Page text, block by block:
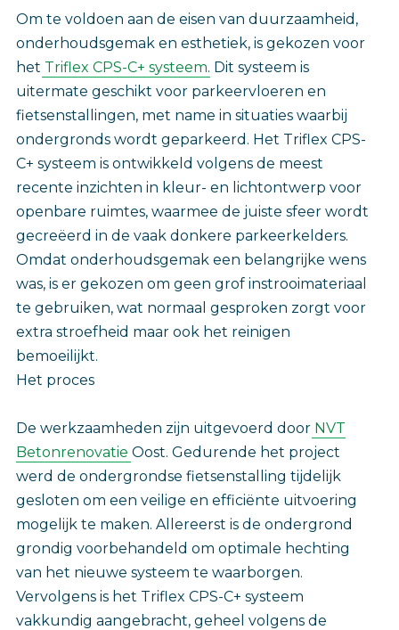
Om te voldoen aan de eisen van duurzaamheid,
onderhoudsgemak en esthetiek, is gekozen voor
het Triflex CPS-C+ systeem. Dit systeem is
uitermate geschikt voor parkeervloeren en
fietsenstallingen, met name in situaties waarbij
ondergronds wordt geparkeerd. Het Triflex CPS-
C+ systeem is ontwikkeld volgens de meest
recente inzichten in kleur- en lichtontwerp voor
openbare ruimtes, waarmee de juiste sfeer wordt
gecreëerd in de vaak donkere parkeerkelders.
Omdat onderhoudsgemak een belangrijke wens
was, is er gekozen om geen grof instrooimateriaal
te gebruiken, wat normaal gesproken zorgt voor
extra stroefheid maar ook het reinigen
bemoeilijkt.
Het proces
De werkzaamheden zijn uitgevoerd door NVT
Betonrenovatie Oost. Gedurende het project
werd de ondergrondse fietsenstalling tijdelijk
gesloten om een veilige en efficiënte uitvoering
mogelijk te maken. Allereerst is de ondergrond
grondig voorbehandeld om optimale hechting
van het nieuwe systeem te waarborgen.
Vervolgens is het Triflex CPS-C+ systeem
vakkundig aangebracht, geheel volgens de